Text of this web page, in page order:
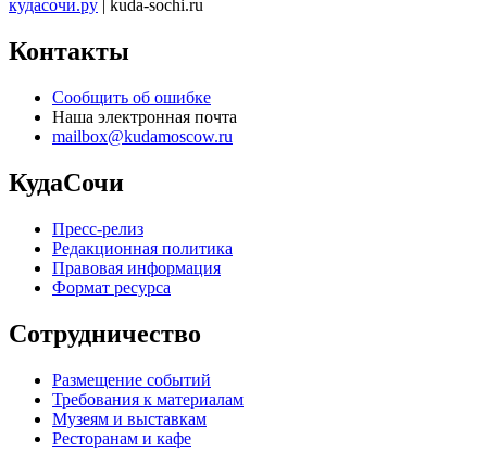
кудасочи.ру | kuda-sochi.ru
Контакты
Сообщить об ошибке
Наша электронная почта
mailbox@kudamoscow.ru
КудаСочи
Пресс-релиз
Редакционная политика
Правовая информация
Формат ресурса
Сотрудничество
Размещение событий
Требования к материалам
Музеям и выставкам
Ресторанам и кафе